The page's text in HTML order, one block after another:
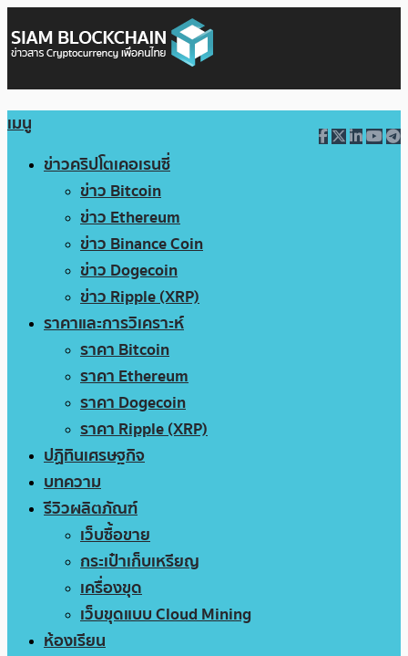
เมนู
ข่าวคริปโตเคอเรนซี่
ข่าว Bitcoin
ข่าว Ethereum
ข่าว Binance Coin
ข่าว Dogecoin
ข่าว Ripple (XRP)
ราคาและการวิเคราะห์
ราคา Bitcoin
ราคา Ethereum
ราคา Dogecoin
ราคา Ripple (XRP)
ปฏิทินเศรษฐกิจ
บทความ
รีวิวผลิตภัณฑ์
เว็บซื้อขาย
กระเป๋าเก็บเหรียญ
เครื่องขุด
เว็บขุดแบบ Cloud Mining
ห้องเรียน